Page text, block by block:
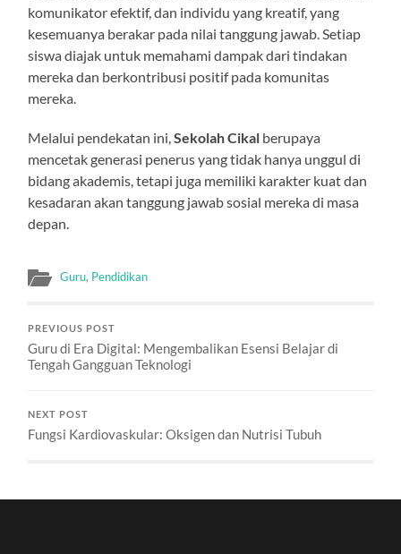
komunikator efektif, dan individu yang kreatif, yang
kesemuanya berakar pada nilai tanggung jawab. Setiap
siswa diajak untuk memahami dampak dari tindakan
mereka dan berkontribusi positif pada komunitas
mereka.
Melalui pendekatan ini,Sekolah Cikal berupaya
mencetak generasi penerus yang tidak hanya unggul di
bidang akademis, tetapi juga memiliki karakter kuat dan
kesadaran akan tanggung jawab sosial mereka di masa
depan.
Guru, Pendidikan
PREVIOUS POST
Guru di Era Digital: Mengembalikan Esensi Belajar di
Tengah Gangguan Teknologi
NEXT POST
Fungsi Kardiovaskular: Oksigen dan Nutrisi Tubuh